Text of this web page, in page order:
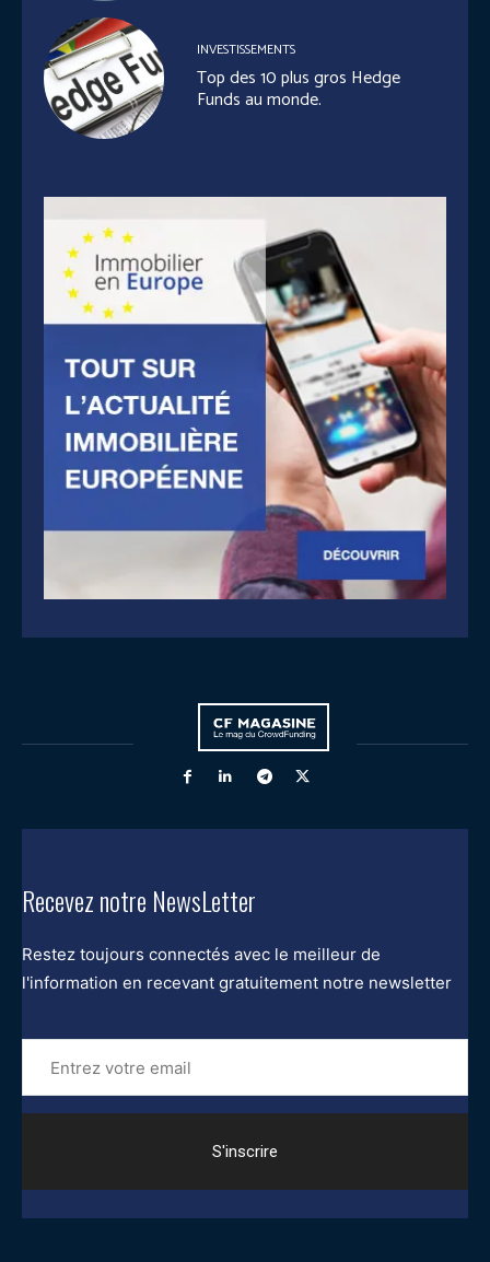
INVESTISSEMENTS
Top des 10 plus gros Hedge
Funds au monde.
Recevez notre NewsLetter
Restez toujours connectés avec le meilleur de
l'information en recevant gratuitement notre newsletter
Entrez
votre
email